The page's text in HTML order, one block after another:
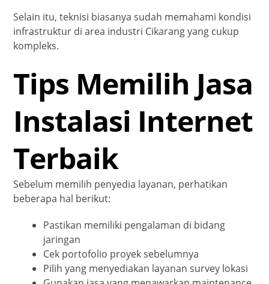
Selain itu, teknisi biasanya sudah memahami kondisi
infrastruktur di area industri Cikarang yang cukup
kompleks.
Tips Memilih Jasa
Instalasi Internet
Terbaik
Sebelum memilih penyedia layanan, perhatikan
beberapa hal berikut:
Pastikan memiliki pengalaman di bidang
jaringan
Cek portofolio proyek sebelumnya
Pilih yang menyediakan layanan survey lokasi